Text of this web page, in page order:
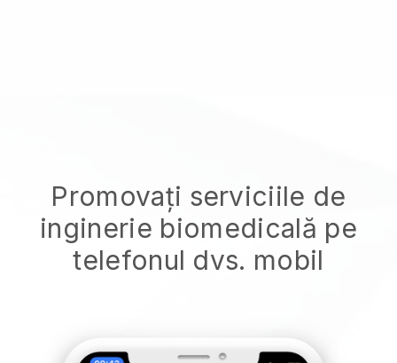
Promovați serviciile de
inginerie biomedicală pe
telefonul dvs. mobil